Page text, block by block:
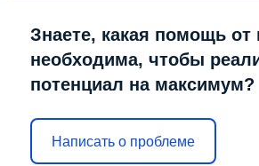
Знаете, какая помощь от
необходима, чтобы
потенциал на максимум?
Написать о проблеме